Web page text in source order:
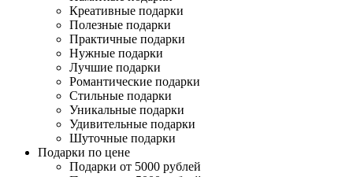
Креативные подарки
Полезные подарки
Практичные подарки
Нужные подарки
Лучшие подарки
Романтические подарки
Стильные подарки
Уникальные подарки
Удивительные подарки
Шуточные подарки
Подарки по цене
Подарки от 5000 рублей